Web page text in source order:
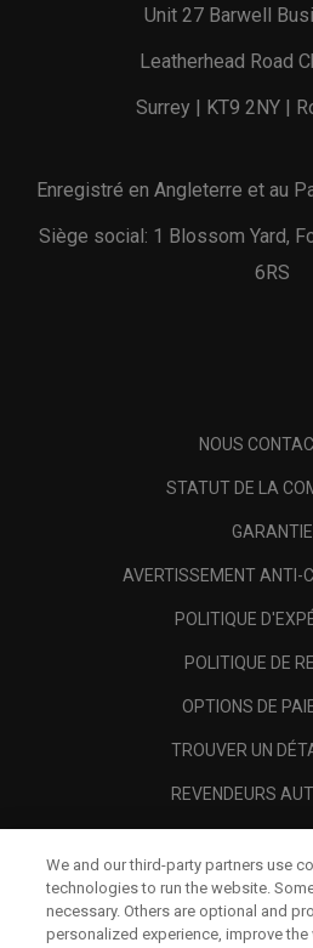
Unit 27 Barwell
Leatherhead Road
Surrey | KT9 2NY |
Enregistré en Angleterre et au
Siège social: 1 Blossom Yard,
6RS
NOUS
STATUT DE LA
GARANTIE
AVERTISSEMENT ANTI-
POLITIQUE
POLITIQUE DE
OPTIONS DE
TROUVER UN
REVENDEURS
A PROPOS
MENTIONS
We and our third-party partners use
technologies to run the website.
necessary. Others are optional and
personalized experience, improve